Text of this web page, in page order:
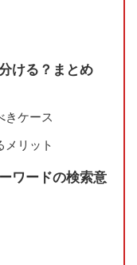
ける？まとめ
きケース
リット
ワードの検索意